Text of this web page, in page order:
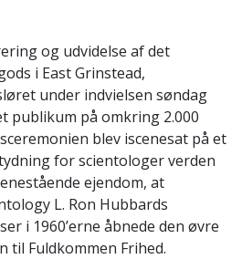
og udvidelse af det
i East Grinstead,
under indvielsen søndag
publikum på omkring 2.000
blev iscenesat på et
for scientologer verden
ejendom, at
L. Ron Hubbards
i 1960’erne åbnede den øvre
til Fuldkommen Frihed.